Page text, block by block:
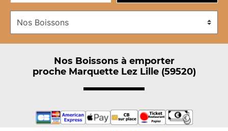
Nos Boissons à emporter
proche Marquette Lez Lille (59520)